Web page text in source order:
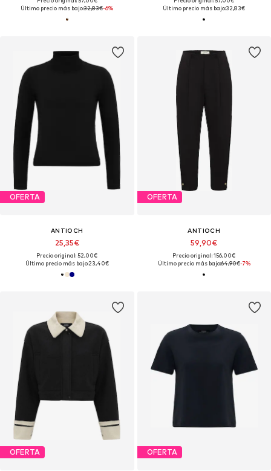
Último precio más bajo:32,83€-6%
Último precio más bajo:32,83€
OFERTA
ANTIOCH
25,35€
Precio original: 52,00€
Último precio más bajo:23,40€
OFERTA
ANTIOCH
59,90€
Precio original: 156,00€
Último precio más bajo:64,90€-7%
OFERTA OFERTA